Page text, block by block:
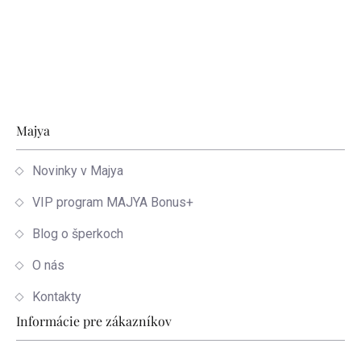
Zápätie
Majya
Novinky v Majya
VIP program MAJYA Bonus+
Blog o šperkoch
O nás
Kontakty
Informácie pre zákazníkov